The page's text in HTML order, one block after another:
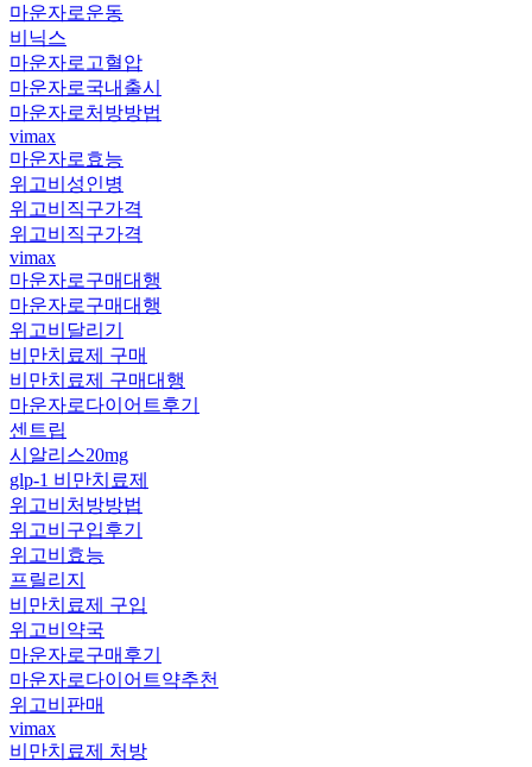
마운자로운동
비닉스
마운자로고혈압
마운자로국내출시
마운자로처방방법
vimax
마운자로효능
위고비성인병
위고비직구가격
위고비직구가격
vimax
마운자로구매대행
마운자로구매대행
위고비달리기
비만치료제 구매
비만치료제 구매대행
마운자로다이어트후기
센트립
시알리스20mg
glp-1 비만치료제
위고비처방방법
위고비구입후기
위고비효능
프릴리지
비만치료제 구입
위고비약국
마운자로구매후기
마운자로다이어트약추천
위고비판매
vimax
비만치료제 처방